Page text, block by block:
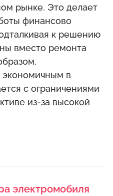
рынке. Это делает
финансово
к решению
вместо ремонта
экономичным в
с ограничениями
из-за высокой
электромобиля